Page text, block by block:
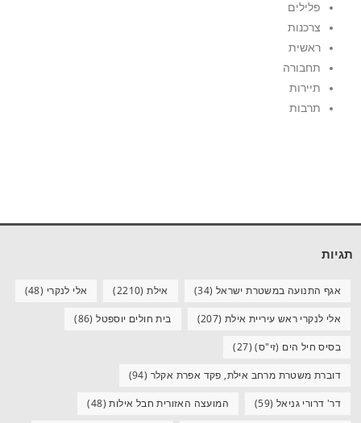
פלילים
צרכנות
ראשית
תחבורה
תיירות
תרבות
תגיות
אגף התנועה במשטרת ישראל (34) אילת(2210) אלי לנקרי (48)
אלי לנקרי ראש עיריית אילת (207) בית חולים יוספטל(86)
בסיס חיל הים (זי"ס)(27)
דוברת משטרת מרחב אילת, פקד אפרת אקלר (94)
דר' דרורי גניאל (59) המועצה האזורית חבל אילות(48)